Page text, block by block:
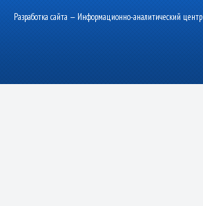
Разработка сайта — Информационно-аналитический центр